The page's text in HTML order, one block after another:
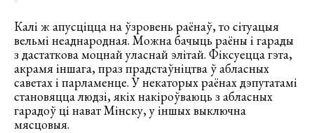
Калі ж апусціцца на ўзровень раёнаў, то сітуацыя
вельмі неаднародная. Можна бачыць раёны і гарады
з дастаткова моцнай уласнай элітай. Фіксуецца гэта,
акрамя іншага, праз прадстаўніцтва ў абласных
саветах і парламенце. У некаторых раёнах дэпутатамі
становяцца людзі, якіх накіроўваюць з абласных
гарадоў ці нават Мінску, у іншых выключна
мясцовыя.